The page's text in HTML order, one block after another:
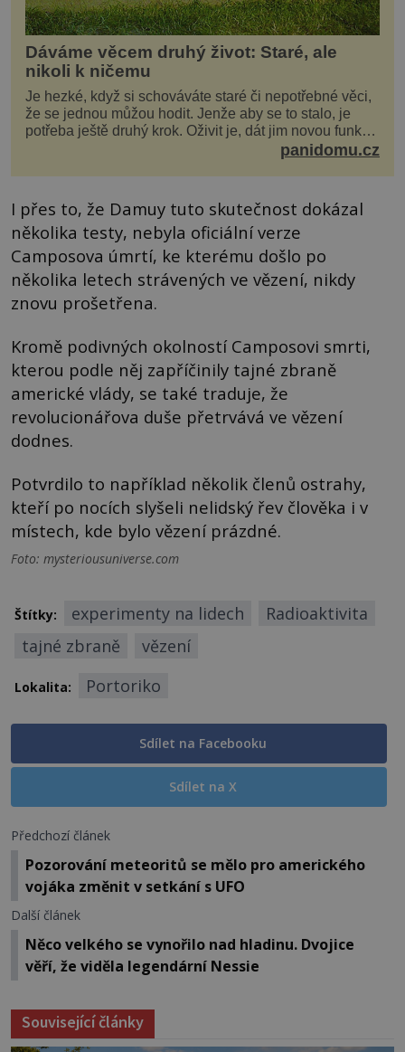
Dáváme věcem druhý život: Staré, ale
nikoli k ničemu
Je hezké, když si schováváte staré či nepotřebné věci,
že se jednou můžou hodit. Jenže aby se to stalo, je
potřeba ještě druhý krok. Oživit je, dát jim novou funkci
panidomu.cz
I přes to, že Damuy tuto skutečnost dokázal
několika testy, nebyla oficiální verze
Camposova úmrtí, ke kterému došlo po
několika letech strávených ve vězení, nikdy
znovu prošetřena.
Kromě podivných okolností Camposovi smrti,
kterou podle něj zapříčinily tajné zbraně
americké vlády, se také traduje, že
revolucionářova duše přetrvává ve vězení
dodnes.
Potvrdilo to například několik členů ostrahy,
kteří po nocích slyšeli nelidský řev člověka i v
místech, kde bylo vězení prázdné.
Foto: mysteriousuniverse.com
Štítky: experimenty na lidech
Radioaktivita
tajné zbraně
vězení
Lokalita: Portoriko
Sdílet na Facebooku
Sdílet na X
Předchozí článek
Pozorování meteoritů se mělo pro amerického
vojáka změnit v setkání s UFO
Další článek
Něco velkého se vynořilo nad hladinu. Dvojice
věří, že viděla legendární Nessie
Související články